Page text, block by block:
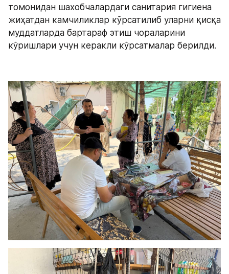
томонидан шахобчалардаги санитария гигиена
жиҳатдан камчиликлар кўрсатилиб уларни қисқа
муддатларда бартараф этиш чораларини
кўришлари учун керакли кўрсатмалар берилди.